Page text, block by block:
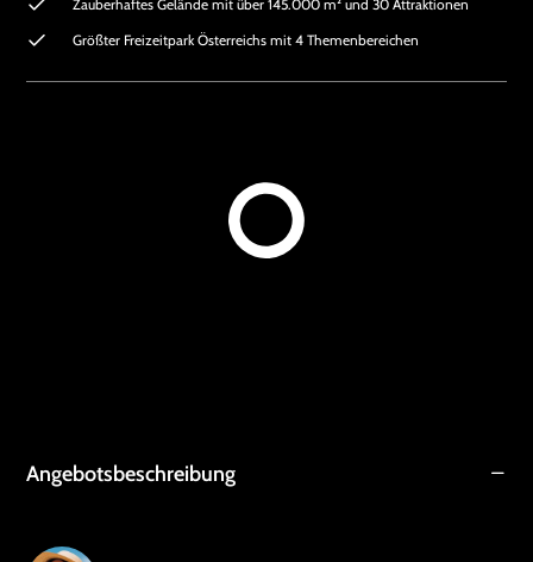
Zauberhaftes Gelände mit über 145.000 m² und 30 Attraktionen
Größter Freizeitpark Österreichs mit 4 Themenbereichen
Angebotsbeschreibung